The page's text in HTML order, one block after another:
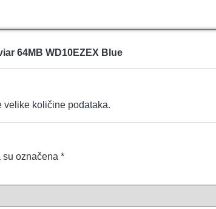
64MB WD10EZEX Blue
velike količine podataka.
su označena *